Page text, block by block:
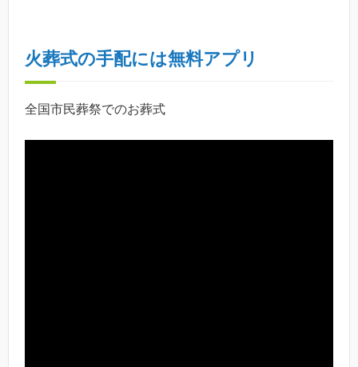
火葬式の手配には無料アプリ
全国市民葬祭でのお葬式